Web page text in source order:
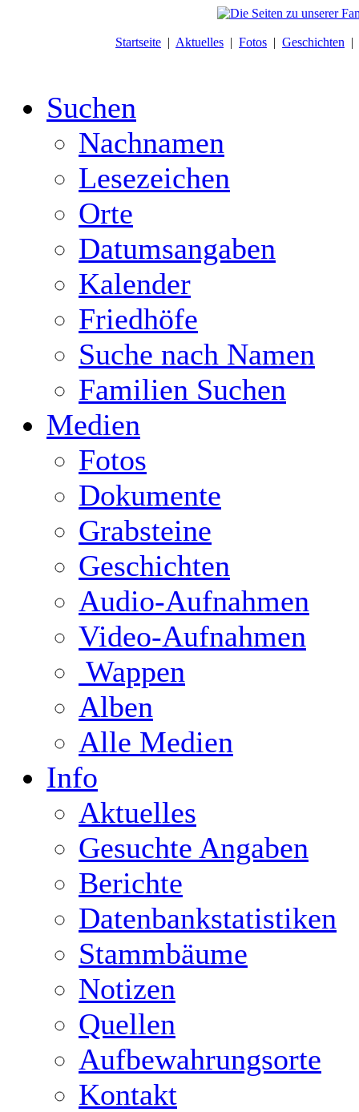
Startseite | Aktuelles | Fotos | Geschichten |
Suchen
Nachnamen
Lesezeichen
Orte
Datumsangaben
Kalender
Friedhöfe
Suche nach Namen
Familien Suchen
Medien
Fotos
Dokumente
Grabsteine
Geschichten
Audio-Aufnahmen
Video-Aufnahmen
Wappen
Alben
Alle Medien
Info
Aktuelles
Gesuchte Angaben
Berichte
Datenbankstatistiken
Stammbäume
Notizen
Quellen
Aufbewahrungsorte
Kontakt